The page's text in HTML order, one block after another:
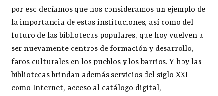
por eso decíamos que nos consideramos un ejemplo de
la importancia de estas instituciones, así como del
futuro de las bibliotecas populares, que hoy vuelven a
ser nuevamente centros de formación y desarrollo,
faros culturales en los pueblos y los barrios. Y hoy las
bibliotecas brindan además servicios del siglo XXI
como Internet, acceso al catálogo digital,